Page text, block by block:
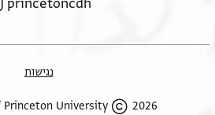
נגישות
2026 The Trustees of Princeton University